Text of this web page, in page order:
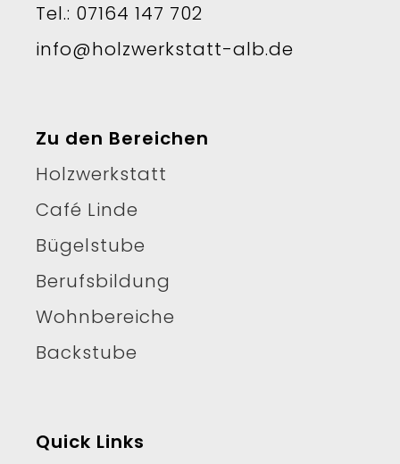
Tel.: 07164 147 702
info@holzwerkstatt-alb.de
Zu den Bereichen
Holzwerkstatt
Café Linde
Bügelstube
Berufsbildung
Wohnbereiche
Backstube
Quick Links